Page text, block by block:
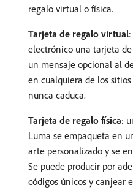
regalo virtual o física.
Tarjeta de regalo virtual
electrónico una tarjeta
un mensaje opcional al
en cualquiera de los
nunca caduca.
Tarjeta de regalo física:
Luma se empaqueta en
arte personalizado y se
Se puede producir por
códigos únicos y canjear